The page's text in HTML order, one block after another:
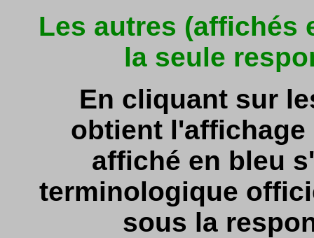
Les autres (affichés
la seule
En cliquant sur
obtient
affiché en bleu
terminologique
sous la